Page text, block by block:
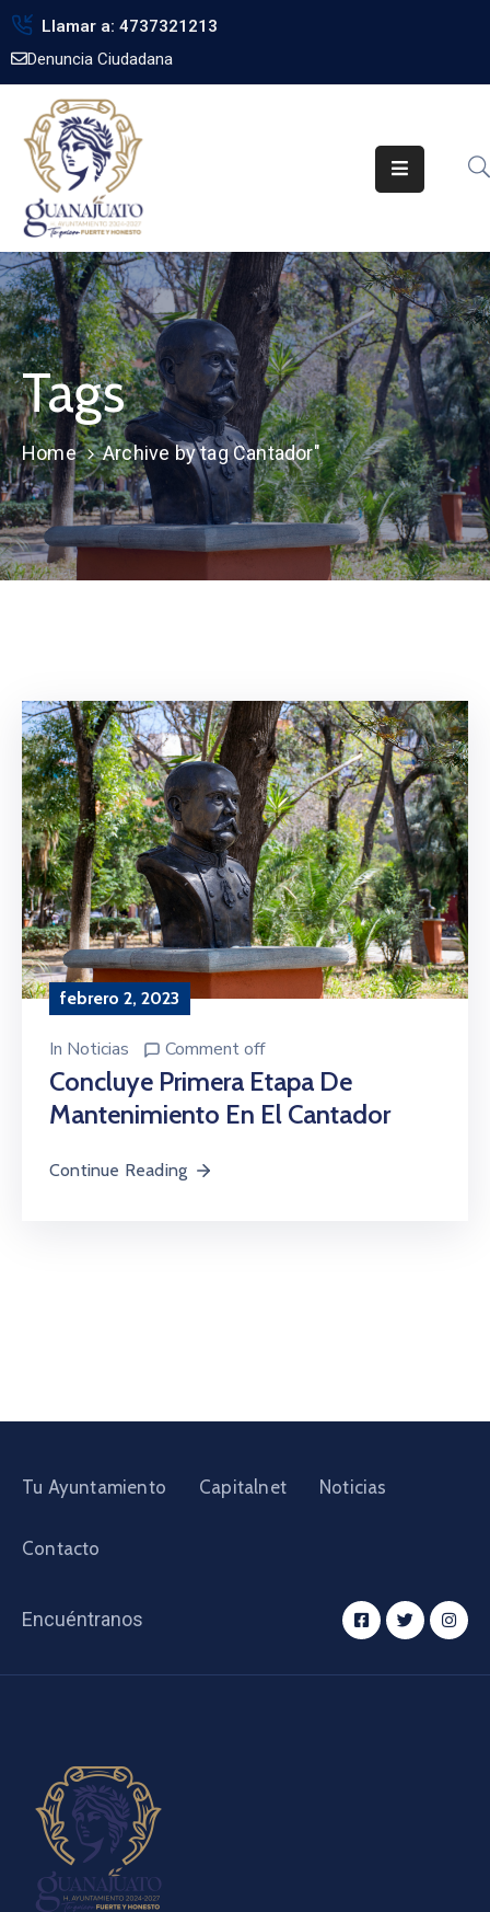
Llamar a: 4737321213
Denuncia Ciudadana
Inicio
Gobierno
Trámites
Noticias
Transparencia
Obra
Pública
Biblioteca
Tags
Home Archive by tag Cantador"
febrero 2, 2023
In Noticias Comment off
Concluye Primera Etapa De
Mantenimiento En El Cantador
Continue Reading
Tu Ayuntamiento Capitalnet Noticias
Contacto
Encuéntranos